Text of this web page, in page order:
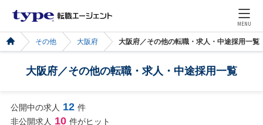
MENU
その他 大阪府 大阪府／その他の転職・求人・中途採用一覧
大阪府／その他の転職・求人・中途採用一覧
公開中の求人 12 件
非公開求人 10 件がヒット